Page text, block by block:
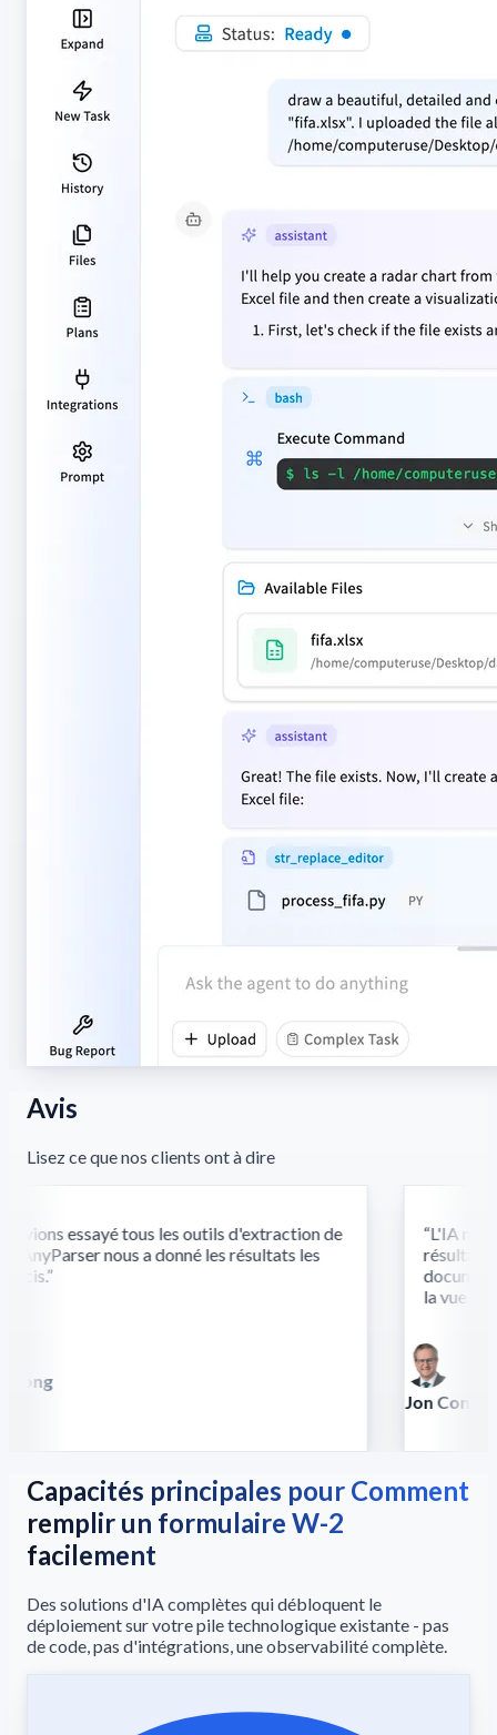
Avis
Lisez ce que nos clients ont à dire
essayé tous les outils d'extraction de
nous a donné les résultats les
”
L'IA
résultats
la vue et
Jon Conradt
Capacités principales pour Comment
remplir un formulaire W-2
facilement
Des solutions d'IA complètes qui débloquent le
déploiement sur votre pile technologique existante - pas
de code, pas d'intégrations, une observabilité complète.